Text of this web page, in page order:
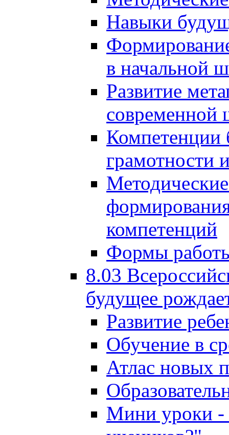
Навыки
в начальной
Развитие
современной
Компетенции
грамотности
компетенций
Формы
8.03
будущее
Развитие
Обучение в
Атлас новых
Мини уроки -